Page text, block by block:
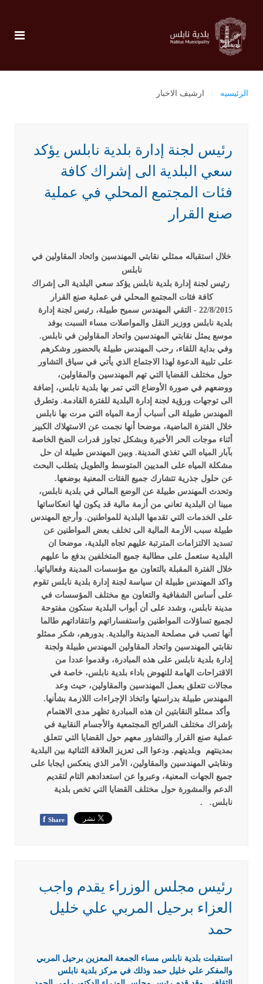
الرئيسيه ارشيف الاخبار
رئيس لجنة إدارة بلدية نابلس يؤكد
سعي البلدية الى إشراك كافة
فئات المجتمع المحلي في عملية
صنع القرار
خلال استقباله ممثلي نقابتي المهندسين واتحاد المقاولين في
نابلس
رئيس لجنة إدارة بلدية نابلس يؤكد سعي البلدية الى إشراك
كافة فئات المجتمع المحلي في عملية صنع القرار
22/8/2015 -
التقي المهندس سميح طبيلة، رئيس لجنة إدارة
بلدية نابلس ووزير النقل والمواصلات مساء السبت بوفد
موسع يمثل نقابتي المهندسين واتحاد المقاولين في نابلس.
وفي بداية اللقاء، رحب المهندس طبيلة بالحضور وشكرهم
على تلبية الدعوة لهذا الاجتماع الذي يأتي في سياق التشاور
حول مختلف القضايا التي تهم المهندسين والمقاولين،
ووضعهم في صورة الأوضاع التي تمر بها بلدية نابلس، إضافة
الى توجهات ورؤية لجنة إدارة البلدية للفترة القادمة. وتطرق
المهندس طبيلة الى أسباب أزمة المياه التي مرت بها نابلس
خلال الفترة الماضية، موضحا أنها نجمت عن الاستهلاك الكبير
أثناء موجات الحر الأخيرة وبشكل تجاوز قدرات الضخ الخاصة
بآبار المياه التي تغذي المدينة. وبين المهندس طبيلة ان حل
مشكلة المياه على المديين المتوسط والطويل يتطلب البحث
عن حلول جذرية تتشارك جميع الفئات المعنية بوضعها.
وتحدث المهندس طبيلة عن الوضع المالي في بلدية نابلس،
مبينا ان البلدية تعاني من أزمة مالية قد يكون لها انعكاساتها
على الخدمات التي تقدمها البلدية للمواطنين. وأرجع المهندس
طبيلة سبب الأزمة المالية الى تخلف بعض المواطنين عن
تسديد الالتزامات المترتبة عليهم تجاه البلدية، موضحا ان
البلدية ستعمل على مطالبة جميع المتخلفين بدفع ما عليهم
خلال الفترة المقبلة بالتعاون مع مؤسسات المدينة وفعالياتها.
واكد المهندس طبيلة ان سياسة لجنة إدارة بلدية نابلس تقوم
على أساس الشفافية والتعاون مع مختلف المؤسسات في
مدينة نابلس، وشدد على أن أبواب البلدية ستكون مفتوحة
لجميع تساؤلات المواطنين واستفساراتهم وانتقاداتهم طالما
أنها تصب في مصلحة المدينة والبلدية. بدورهم، شكر ممثلو
نقابتي المهندسين واتحاد المقاولين المهندس طبيلة ولجنة
إدارة بلدية نابلس على هذه المبادرة، وقدموا عددا من
الاقتراحات الهامة للنهوض باداء بلدية نابلس، خاصة في
مجالات تتعلق بعمل المهندسين والمقاولين، حيث وعد
المهندس طبيلة بدراستها واتخاذ الإجراءات اللازمة بشأنها.
وأكد ممثلو النقابتين ان هذه المبادرة تظهر مدى الاهتمام
بإشراك مختلف الشرائح المجتمعية والأجسام النقابية في
عملية صنع القرار والتشاور معهم حول القضايا التي تتعلق
بمدينتهم وبلديتهم. ودعوا الى تعزيز العلاقة الثنائية بين البلدية
ونقابتي المهندسين والمقاولين، الأمر الذي ينعكس ايجابا على
جميع الجهات المعنية، وعبروا عن استعدادهم التام لتقديم
الدعم والمشورة حول مختلف القضايا التي تخص بلدية
نابلس.
.
f Share
رئيس مجلس الوزراء يقدم واجب
العزاء برحيل المربي علي خليل
حمد
استقبلت بلدية نابلس مساء الجمعة المعزين برحيل المربي
والمفكر علي خليل حمد وذلك في مركز بلدية نابلس